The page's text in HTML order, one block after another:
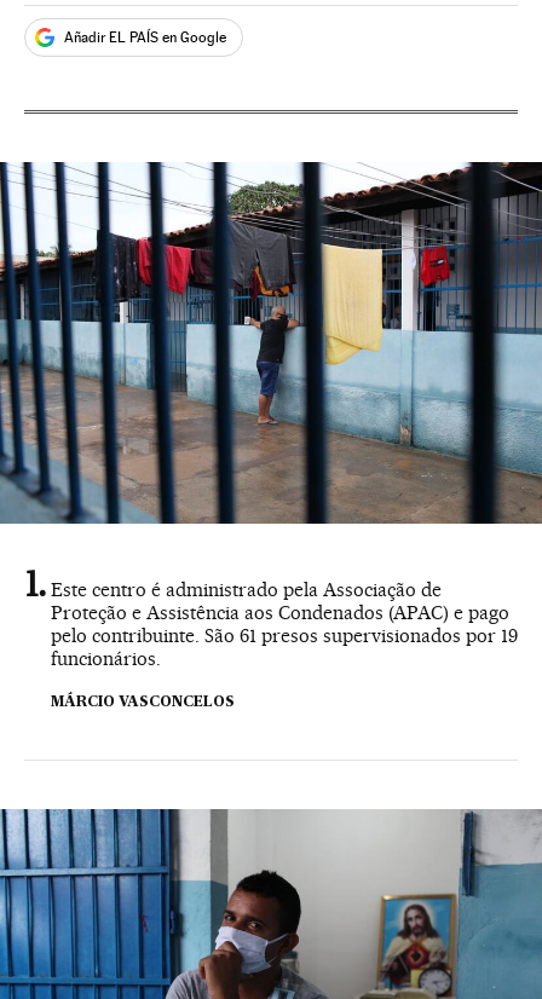
Añadir EL PAÍS en Google
Este centro é administrado pela Associação de
Proteção e Assistência aos Condenados (APAC) e pago
pelo contribuinte. São 61 presos supervisionados por 19
funcionários.
MÁRCIO VASCONCELOS